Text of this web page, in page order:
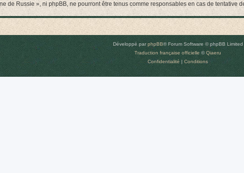
de Russie », ni phpBB, ne pourront être tenus comme responsables en cas de tentative
Développé par phpBB® Forum Software © phpBB Limited
Traduction française officielle ©Qiaeru
Confidentialité | Conditions